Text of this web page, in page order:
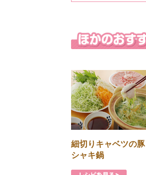
細切りキャベツの豚
シャキ鍋